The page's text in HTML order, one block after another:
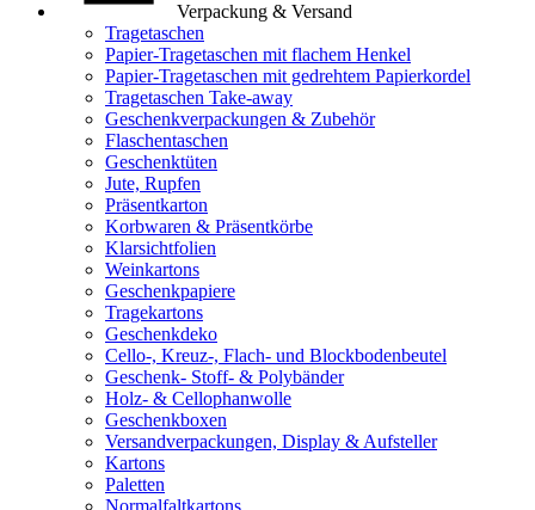
Verpackung & Versand
Tragetaschen
Papier-Tragetaschen mit flachem Henkel
Papier-Tragetaschen mit gedrehtem Papierkordel
Tragetaschen Take-away
Geschenkverpackungen & Zubehör
Flaschentaschen
Geschenktüten
Jute, Rupfen
Präsentkarton
Korbwaren & Präsentkörbe
Klarsichtfolien
Weinkartons
Geschenkpapiere
Tragekartons
Geschenkdeko
Cello-, Kreuz-, Flach- und Blockbodenbeutel
Geschenk- Stoff- & Polybänder
Holz- & Cellophanwolle
Geschenkboxen
Versandverpackungen, Display & Aufsteller
Kartons
Paletten